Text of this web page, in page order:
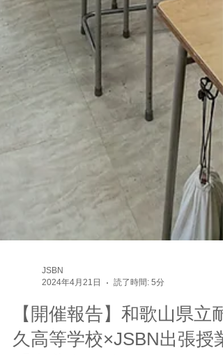
2024年4月21日
読了時間: 5分
【開催報告】和歌山県立耐